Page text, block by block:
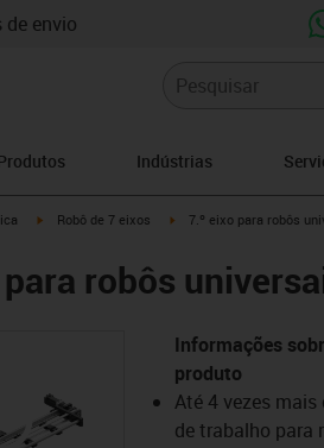
envio
Indústrias
arrow-rightigus-icon-arrow-right
Robô de 7 eixos igus-icon-arrow-right
7.º eixo para robôs
robôs
Informações
produto
Até 4 vezes mais
de trabalho para